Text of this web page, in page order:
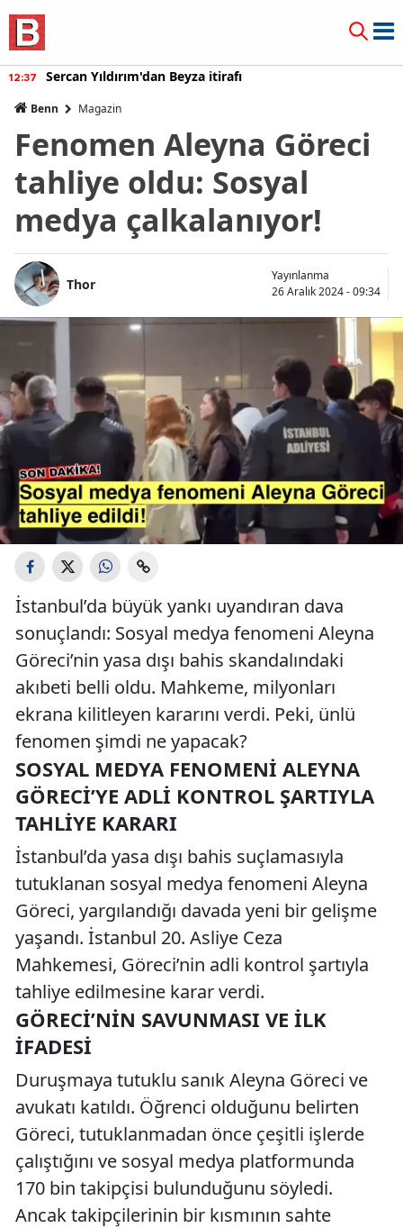
12:37 Sercan Yıldırım'dan Beyza itirafı
Benn Magazin
Fenomen Aleyna Göreci
tahliye oldu: Sosyal
medya çalkalanıyor!
Thor
Yayınlanma
26 Aralık 2024 - 09:34
İstanbul’da büyük yankı uyandıran dava
sonuçlandı: Sosyal medya fenomeni Aleyna
Göreci’nin yasa dışı bahis skandalındaki
akıbeti belli oldu. Mahkeme, milyonları
ekrana kilitleyen kararını verdi. Peki, ünlü
fenomen şimdi ne yapacak?
SOSYAL MEDYA FENOMENI ALEYNA
GÖRECI’YE ADLI KONTROL ŞARTIYLA
TAHLIYE KARARI
İstanbul’da yasa dışı bahis suçlamasıyla
tutuklanan sosyal medya fenomeni Aleyna
Göreci, yargılandığı davada yeni bir gelişme
yaşandı. İstanbul 20. Asliye Ceza
Mahkemesi, Göreci’nin adli kontrol şartıyla
tahliye edilmesine karar verdi.
GÖRECI’NIN SAVUNMASI VE İLK
İFADESI
Duruşmaya tutuklu sanık Aleyna Göreci ve
avukatı katıldı. Öğrenci olduğunu belirten
Göreci, tutuklanmadan önce çeşitli işlerde
çalıştığını ve sosyal medya platformunda
170 bin takipçisi bulunduğunu söyledi.
Ancak takipçilerinin bir kısmının sahte